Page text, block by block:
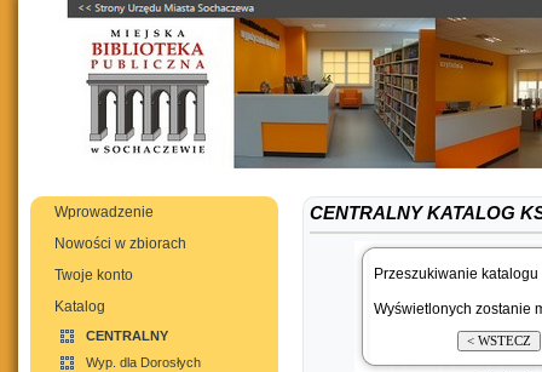
Wprowadzenie
Nowości w zbiorach
Twoje konto
Katalog
CENTRALNY
Wyp. dla Dorosłych
CENTRALNY KATALOG
Przeszukiwanie
Wyświetlonych zostanie